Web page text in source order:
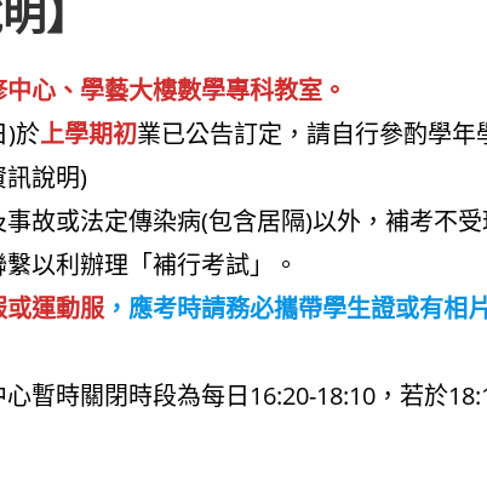
】
心、學藝大樓數學專科教室。
)於上學期初業已公告訂定，請自行參酌學
說明)
故或法定傳染病(包含居隔)以外，補考不
以利辦理「補行考試」。
運動服，應考時請務必攜帶學生證或有相
暫時關閉時段為每日16:20-18:10，若於